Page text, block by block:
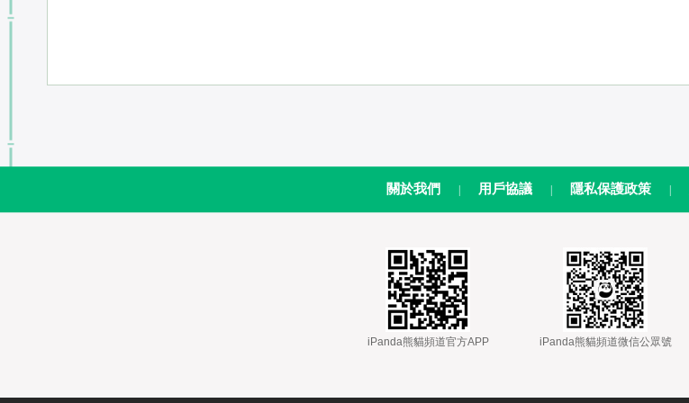
關於我們 | 用戶協議 | 隱私保護政策 |
iPanda熊貓頻道官方APP iPanda熊貓頻道微信公眾號